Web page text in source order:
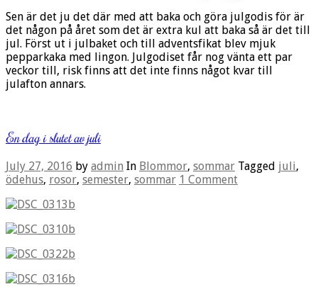
Sen är det ju det där med att baka och göra julgodis för är
det någon på året som det är extra kul att baka så är det till
jul. Först ut i julbaket och till adventsfikat blev mjuk
pepparkaka med lingon. Julgodiset får nog vänta ett par
veckor till, risk finns att det inte finns något kvar till
julafton annars.
En dag i slutet av juli
July 27, 2016 by admin In Blommor, sommar Tagged juli,
ödehus, rosor, semester, sommar 1 Comment